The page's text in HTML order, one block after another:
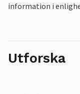
information i
Utforska